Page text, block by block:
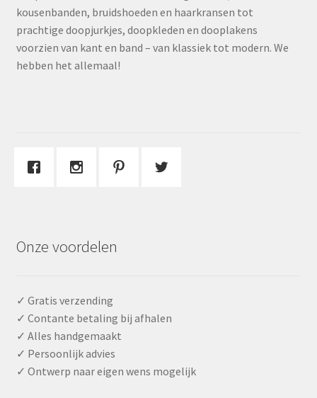
kousenbanden, bruidshoeden en haarkransen tot
prachtige doopjurkjes, doopkleden en dooplakens
voorzien van kant en band – van klassiek tot modern. We
hebben het allemaal!
Onze voordelen
✓ Gratis verzending
✓ Contante betaling bij afhalen
✓ Alles handgemaakt
✓ Persoonlijk advies
✓ Ontwerp naar eigen wens mogelijk